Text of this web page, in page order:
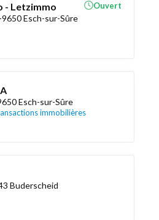
- Letzimmo
Esch-sur-Sûre
Ouvert
Esch-sur-Sûre
immobilières
Buderscheid